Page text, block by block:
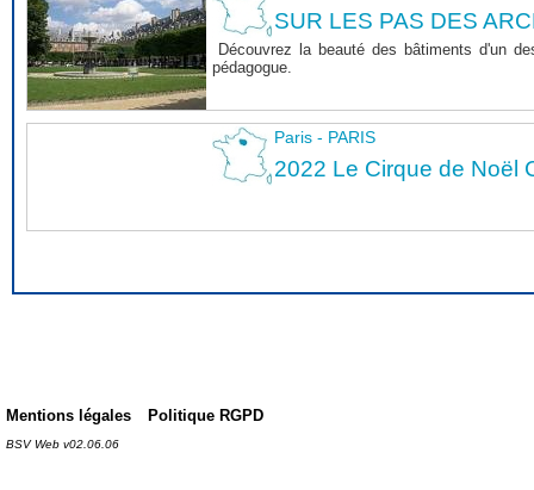
SUR LES PAS DES
Découvrez la beauté des bâtiments d'un
pédagogue.
Paris - PARIS
2022 Le Cirque de Noël
Mentions légales Politique RGPD
BSV Web v02.06.06